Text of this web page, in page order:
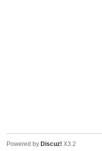
Powered by Discuz! X3.2